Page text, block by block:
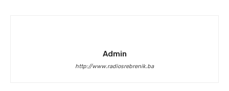
Admin
http://www.radiosrebrenik.ba